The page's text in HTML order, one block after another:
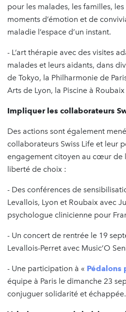
pour les malades, les familles,
moments d’émotion et de
maladie l’espace d’un instant.
- L’art thérapie avec des visites
malades et leurs aidants, dans
de Tokyo, la Philharmonie de
Arts de Lyon, la Piscine à Roubaix
Impliquer les collaborateurs
Des actions sont également
collaborateurs Swiss Life et leur
engagement citoyen au cœur de
liberté de choix :
- Des conférences de
Levallois, Lyon et Roubaix avec
psychologue clinicienne pour
- Un concert de rentrée le 19
Levallois-Perret avec Music’O
- Une participation à « Pédalons
équipe à Paris le dimanche 23
conjuguer solidarité et échappée.